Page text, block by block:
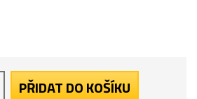
PŘIDAT DO KOŠÍKU